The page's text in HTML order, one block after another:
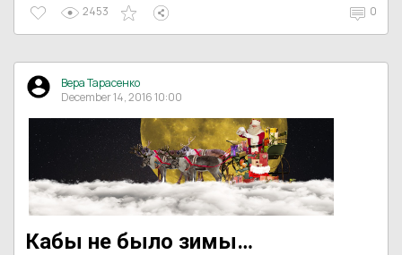
2453 0
Вера Тарасенко
December 14, 2016 10:00
Кабы не было зимы…